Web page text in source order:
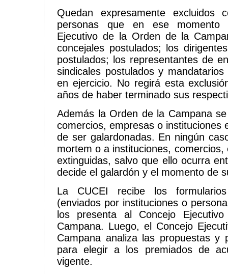
Quedan expresamente excluidos
personas que en ese momento
Ejecutivo de la Orden de la
concejales postulados; los
postulados; los representantes de
sindicales postulados y
en ejercicio. No regirá esta
años de haber terminado sus
Además la Orden de la Campana
comercios, empresas o instituciones
de ser galardonadas. En ningún
mortem o a instituciones,
extinguidas, salvo que ello ocurra
decide el galardón y el momento de
La CUCEI recibe los
(enviados por instituciones o
los presenta al Concejo
Campana. Luego, el Concejo
Campana analiza las propuestas y
para elegir a los premiados de
vigente.